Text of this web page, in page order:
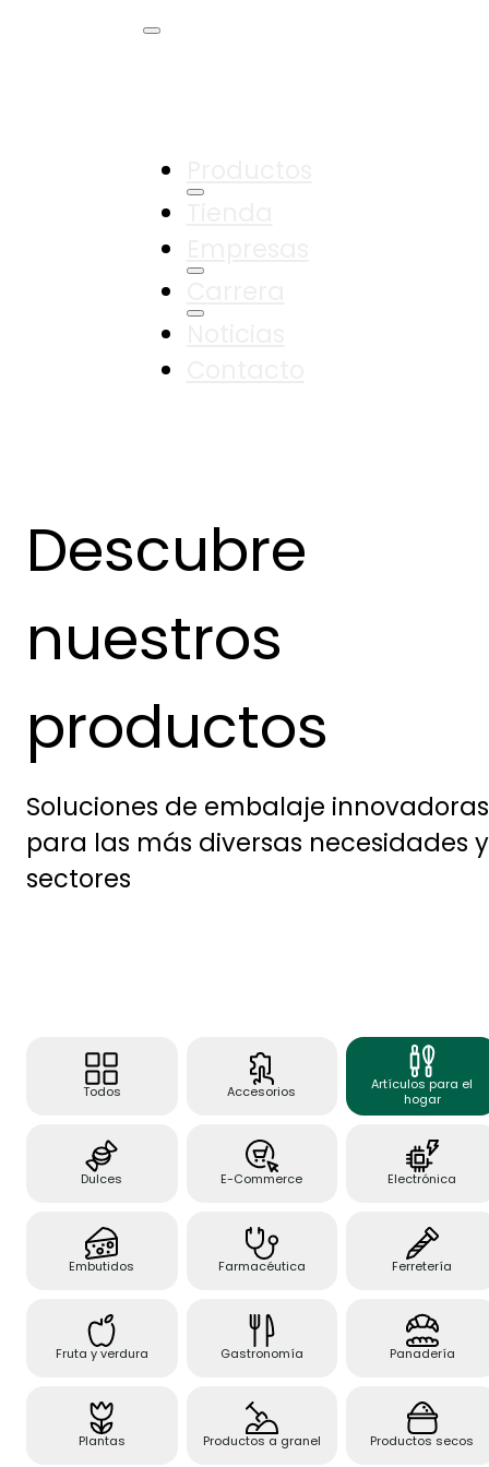
Descubre
nuestros
productos
Soluciones de embalaje innovadoras
para las más diversas necesidades y
sectores
Todos Accesorios
Artículos para el
hogar
Dulces E-Commerce Electrónica
Embutidos Farmacéutica Ferretería
Fruta y verdura Gastronomía Panadería
Plantas Productos a granel Productos secos